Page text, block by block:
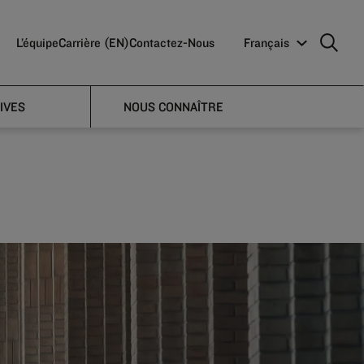
L’équipeCarrière (EN)Contactez-Nous Français
NOUS CONNAÎTRE